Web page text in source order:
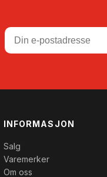
INFORMASJON
Salg
Varemerker
Om oss